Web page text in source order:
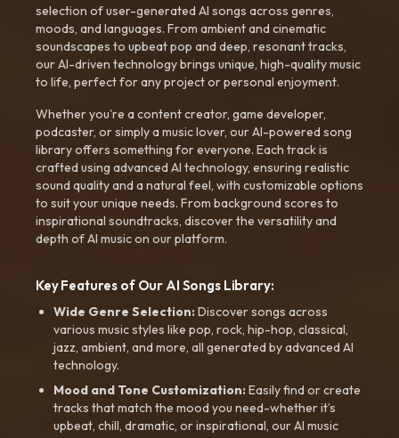
selection of user-generated AI songs across genres,
moods, and languages. From ambient and cinematic
soundscapes to upbeat pop and deep, resonant tracks,
our AI-driven technology brings unique, high-quality music
to life, perfect for any project or personal enjoyment.
Whether you're a content creator, game developer,
podcaster, or simply a music lover, our AI-powered song
library offers something for everyone. Each track is
crafted using advanced AI technology, ensuring realistic
sound quality and a natural feel, with customizable options
to suit your unique needs. From background scores to
inspirational soundtracks, discover the versatility and
depth of AI music on our platform.
Key Features of Our AI Songs Library:
Wide Genre Selection:Discover songs across
various music styles like pop, rock, hip-hop, classical,
jazz, ambient, and more, all generated by advanced AI
technology.
Mood and Tone Customization:Easily find or create
tracks that match the mood you need-whether it’s
upbeat, chill, dramatic, or inspirational, our AI music